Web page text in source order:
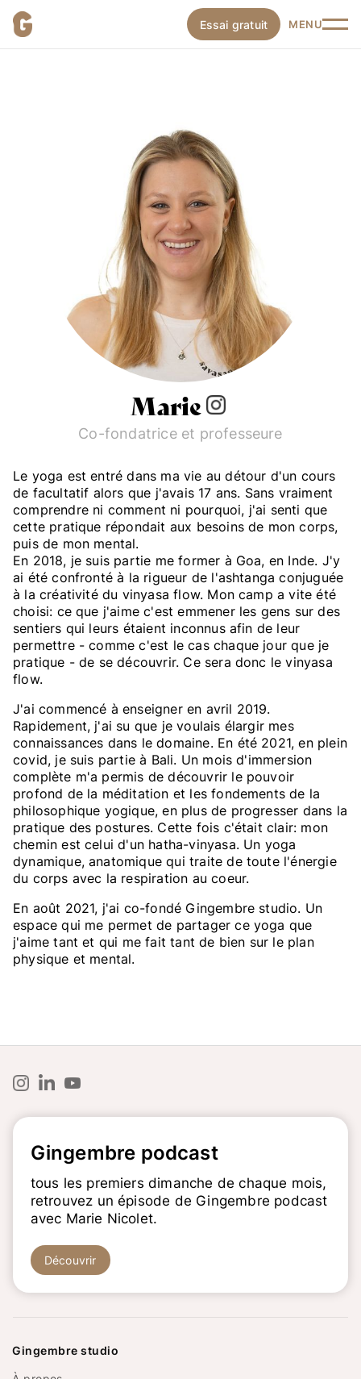
Essai gratuit MENU
Marie
Co-fondatrice et professeure
Le yoga est entré dans ma vie au détour d'un cours
de facultatif alors que j'avais 17 ans. Sans vraiment
comprendre ni comment ni pourquoi, j'ai senti que
cette pratique répondait aux besoins de mon corps,
puis de mon mental.
En 2018, je suis partie me former à Goa, en Inde. J'y
ai été confronté à la rigueur de l'ashtanga conjuguée
à la créativité du vinyasa flow. Mon camp a vite été
choisi: ce que j'aime c'est emmener les gens sur des
sentiers qui leurs étaient inconnus afin de leur
permettre - comme c'est le cas chaque jour que je
pratique - de se découvrir. Ce sera donc le vinyasa
flow.
J'ai commencé à enseigner en avril 2019.
Rapidement, j'ai su que je voulais élargir mes
connaissances dans le domaine. En été 2021, en plein
covid, je suis partie à Bali. Un mois d'immersion
complète m'a permis de découvrir le pouvoir
profond de la méditation et les fondements de la
philosophique yogique, en plus de progresser dans la
pratique des postures. Cette fois c'était clair: mon
chemin est celui d'un hatha-vinyasa. Un yoga
dynamique, anatomique qui traite de toute l'énergie
du corps avec la respiration au coeur.
En août 2021, j'ai co-fondé Gingembre studio. Un
espace qui me permet de partager ce yoga que
j'aime tant et qui me fait tant de bien sur le plan
physique et mental.
Gingembre podcast
tous les premiers dimanche de chaque mois,
retrouvez un épisode de Gingembre podcast
avec Marie Nicolet.
Découvrir
Gingembre studio